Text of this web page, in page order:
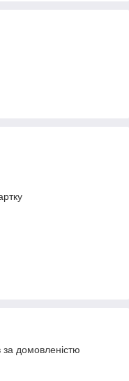
домовленістю